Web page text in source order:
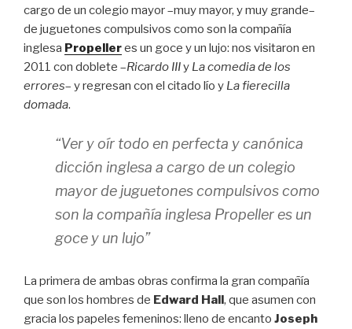
cargo de un colegio mayor –muy mayor, y muy grande–
de juguetones compulsivos como son la compañía
inglesa Propelleres un goce y un lujo: nos visitaron en
2011 con doblete –Ricardo IIIy La comedia de los
errores– y regresan con el citado lío y La fierecilla
domada.
“Ver y oír todo en perfecta y canónica
dicción inglesa a cargo de un colegio
mayor de juguetones compulsivos como
son la compañía inglesa Propeller es un
goce y un lujo”
La primera de ambas obras confirma la gran compañía
que son los hombres de Edward Hall, que asumen con
gracia los papeles femeninos: lleno de encanto Joseph